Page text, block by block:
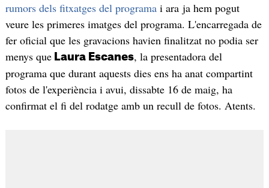
rumors dels fitxatges del programai ara ja hem pogut
veure les primeres imatges del programa. L'encarregada de
fer oficial que les gravacions havien finalitzat no podia ser
menys queLaura Escanes, la presentadora del
programa que durant aquests dies ens ha anat compartint
fotos de l'experiència i avui, dissabte 16 de maig, ha
confirmat el fi del rodatge amb un recull de fotos. Atents.